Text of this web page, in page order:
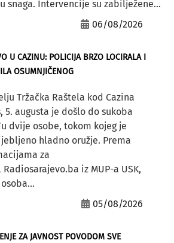
snaga. Intervencije su zabilježene...
06/08/2026
U CAZINU: POLICIJA BRZO LOCIRALA I
OSUMNJIČENOG
Tržačka Raštela kod Cazina
5. augusta je došlo do sukoba
dvije osobe, tokom kojeg je
hladno oružje. Prema
za
iz MUP-a USK,
05/08/2026
ZA JAVNOST POVODOM SVE